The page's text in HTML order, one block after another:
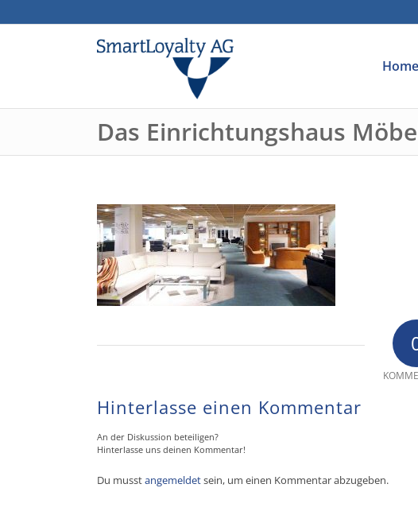
Home
Das Einrichtungshaus
Hinterlasse einen Kommentar
An der Diskussion beteiligen?
Hinterlasse uns deinen Kommentar!
Du musstangemeldetsein, um einen Kommentar abzugeben.